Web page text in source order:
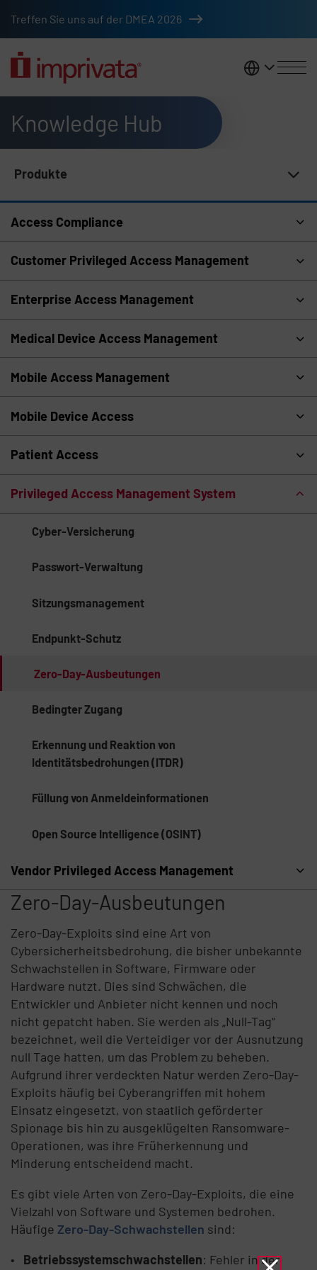
Treffen Sie uns auf der DMEA 2026
DACH
Knowledge Hub
Produkte
Access Compliance
Customer Privileged Access Management
Enterprise Access Management
Medical Device Access Management
Mobile Access Management
Mobile Device Access
Patient Access
Privileged Access Management System
Cyber-Versicherung
Passwort-Verwaltung
Sitzungsmanagement
Endpunkt-Schutz
Zero-Day-Ausbeutungen
Bedingter Zugang
Erkennung und Reaktion von
Identitätsbedrohungen (ITDR)
Füllung von Anmeldeinformationen
Open Source Intelligence (OSINT)
Vendor Privileged Access Management
Zero-Day-Ausbeutungen
Zero-Day-Exploits sind eine Art von
Cybersicherheitsbedrohung, die bisher unbekannte
Schwachstellen in Software, Firmware oder
Hardware nutzt. Dies sind Schwächen, die
Entwickler und Anbieter nicht kennen und noch
nicht gepatcht haben. Sie werden als „Null-Tag“
bezeichnet, weil die Verteidiger vor der Ausnutzung
null Tage hatten, um das Problem zu beheben.
Aufgrund ihrer verdeckten Natur werden Zero-Day-
Exploits häufig bei Cyberangriffen mit hohem
Einsatz eingesetzt, von staatlich geförderter
Spionage bis hin zu ausgeklügelten Ransomware-
Operationen, was ihre Früherkennung und
Minderung entscheidend macht.
Es gibt viele Arten von Zero-Day-Exploits, die eine
Vielzahl von Software und Systemen bedrohen.
Häufige Zero-Day-Schwachstellen sind:
Betriebssystemschwachstellen: Fehler in der